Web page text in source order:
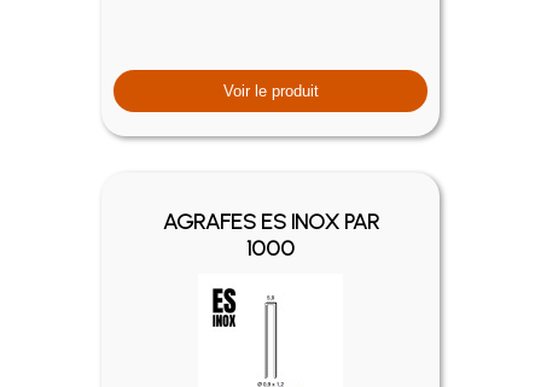
Voir le produit
AGRAFES ES INOX PAR
1000